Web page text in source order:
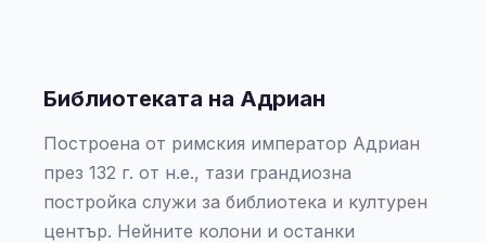
Библиотеката на Адриан
Построена от римския император Адриан
през 132 г. от н.е., тази грандиозна
постройка служи за библиотека и културен
център. Нейните колони и останки